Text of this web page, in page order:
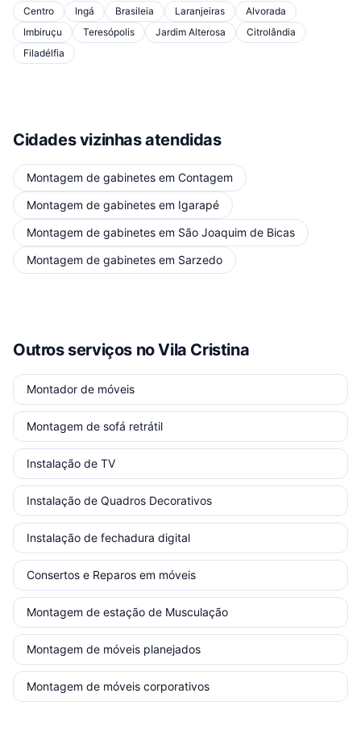
Centro Ingá Brasileia Laranjeiras
Alvorada
Imbiruçu
Teresópolis Jardim Alterosa
Citrolândia
Filadélfia
Cidades vizinhas atendidas
Montagem de gabinetes em Contagem
Montagem de gabinetes em Igarapé
Montagem de gabinetes em São Joaquim de Bicas
Montagem de gabinetes em Sarzedo
Outros serviços no Vila Cristina
Montador de móveis
Montagem de sofá retrátil
Instalação de TV
Instalação de Quadros Decorativos
Instalação de fechadura digital
Consertos e Reparos em móveis
Montagem de estação de Musculação
Montagem de móveis planejados
Montagem de móveis corporativos